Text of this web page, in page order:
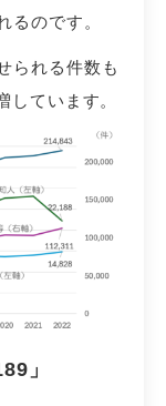
るのです。
られる件数も
しています。
」